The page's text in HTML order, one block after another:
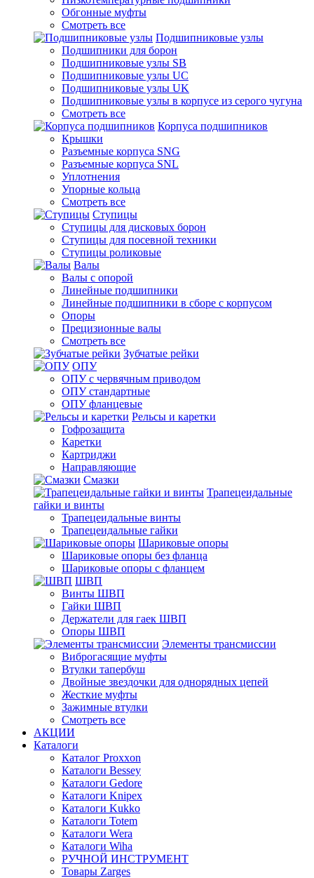
Обгонные муфты
Смотреть все
Подшипниковые узлы
Подшипники для борон
Подшипниковые узлы SB
Подшипниковые узлы UC
Подшипниковые узлы UK
Подшипниковые узлы в корпусе из серого чугуна
Смотреть все
Корпуса подшипников
Крышки
Разъемные корпуса SNG
Разъемные корпуса SNL
Уплотнения
Упорные кольца
Смотреть все
Ступицы
Ступицы для дисковых борон
Ступицы для посевной техники
Ступицы роликовые
Валы
Валы с опорой
Линейные подшипники
Линейные подшипники в сборе с корпусом
Опоры
Прецизионные валы
Смотреть все
Зубчатые рейки
ОПУ
ОПУ с червячным приводом
ОПУ стандартные
ОПУ фланцевые
Рельсы и каретки
Гофрозащита
Каретки
Картриджи
Направляющие
Смазки
Трапецеидальные
гайки и винты
Трапецеидальные винты
Трапецеидальные гайки
Шариковые опоры
Шариковые опоры без фланца
Шариковые опоры с фланцем
ШВП
Винты ШВП
Гайки ШВП
Держатели для гаек ШВП
Опоры ШВП
Элементы трансмиссии
Виброгасящие муфты
Втулки тапербуш
Двойные звездочки для однорядных цепей
Жесткие муфты
Зажимные втулки
Смотреть все
АКЦИИ
Каталоги
Каталог Proxxon
Каталоги Bessey
Каталоги Gedore
Каталоги Knipex
Каталоги Kukko
Каталоги Totem
Каталоги Wera
Каталоги Wiha
РУЧНОЙ ИНСТРУМЕНТ
Товары Zarges